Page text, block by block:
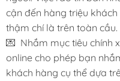
cận đến hàng triệu
thậm chí là trên toàn cầu.
💌 Nhắm mục tiêu chính
online cho phép bạn
khách hàng cụ thể dựa